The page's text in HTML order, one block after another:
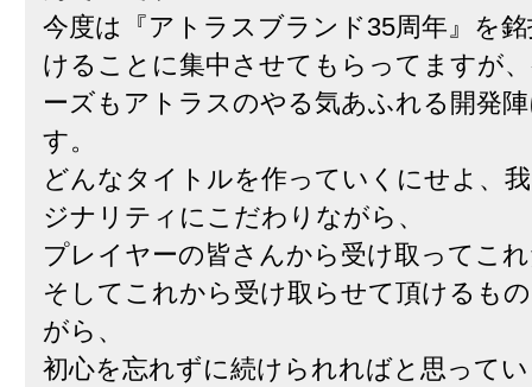
今度は『アトラスブランド35周年』を
けることに集中させてもらってますが
ーズもアトラスのやる気あふれる開発
す。
どんなタイトルを作っていくにせよ、
ジナリティにこだわりながら、
プレイヤーの皆さんから受け取ってこ
そしてこれから受け取らせて頂けるも
がら、
初心を忘れずに続けられればと思って